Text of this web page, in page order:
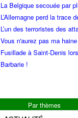
La Belgique secouée par
L’Allemagne perd la trace
L’un des terroristes des
Vous n'aurez pas ma haine
Fusillade à Saint-Denis
Barbarie !
Par thèmes